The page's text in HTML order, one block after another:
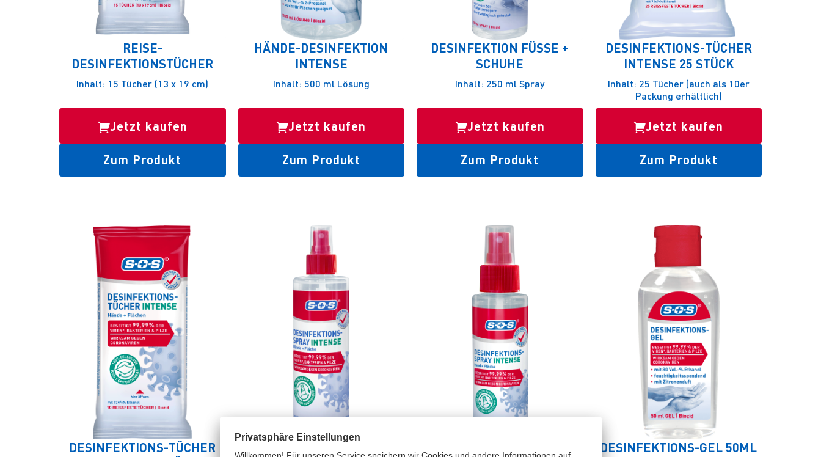
REISE-
DESINFEKTIONSTÜCHER
Inhalt: 15 Tücher (13 x 19 cm)
Jetzt kaufen
Zum Produkt
HÄNDE-DESINFEKTION
INTENSE
Inhalt: 500 ml Lösung
Jetzt kaufen
Zum Produkt
DESINFEKTION FÜSSE + S
CHUHE
Inhalt: 250 ml Spray
Jetzt kaufen
Zum Produkt
DESINFEKTIONS-TÜCHER
INTENSE 25 STÜCK
Inhalt: 25 Tücher (auch als 10er
Packung erhältlich)
Jetzt kaufen
Zum Produkt
DESINFEKTIONS-TÜCHER
DESINFEKTIONS-SPRAY
DESINFEKTIONS-GEL 50ML